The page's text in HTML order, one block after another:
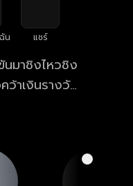
น แชร์
นมาชิงไหวชิง
าเงินรางวัล
งไม่น่าเชื่อ
เป็นพิธีกร
ยมาไม่ได้